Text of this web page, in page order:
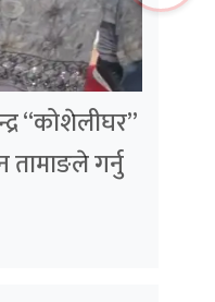
“कोशेलीघर”
गर्नु